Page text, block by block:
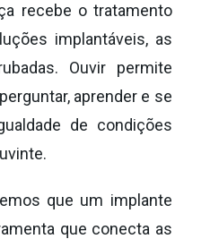
recebe o tratamento
implantáveis, as
Ouvir permite
aprender e se
de condições
que um implante
que conecta as